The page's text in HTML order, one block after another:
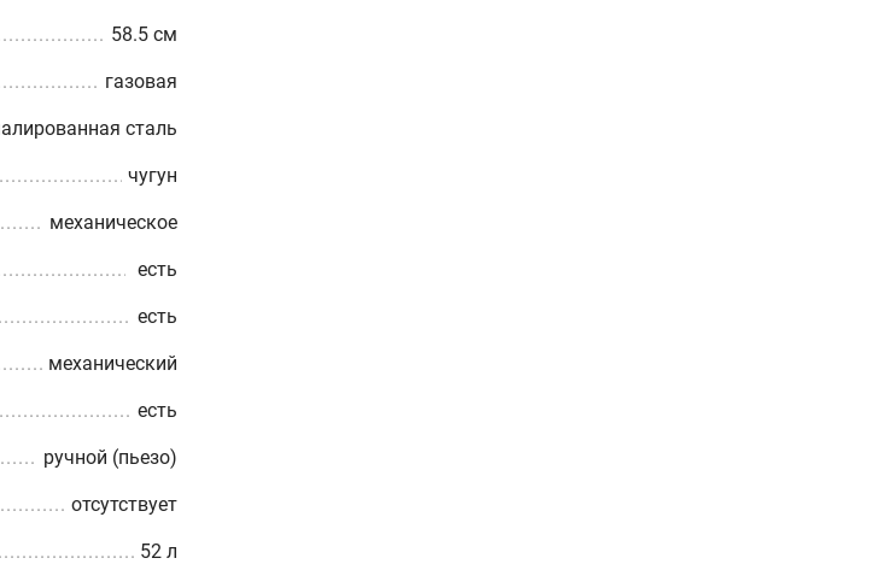
58.5 см
газовая
сталь
чугун
механическое
есть
есть
механический
есть
ручной (пьезо)
отсутствует
52 л